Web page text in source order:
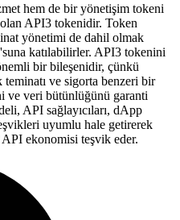
hem de bir yönetişim tokeni
API3 tokenidir. Token
yönetimi de dahil olmak
katılabilirler. API3 tokenini
bir bileşenidir, çünkü
ve sigorta benzeri bir
ve veri bütünlüğünü garanti
API sağlayıcıları, dApp
uyumlu hale getirerek
ekonomisi teşvik eder.